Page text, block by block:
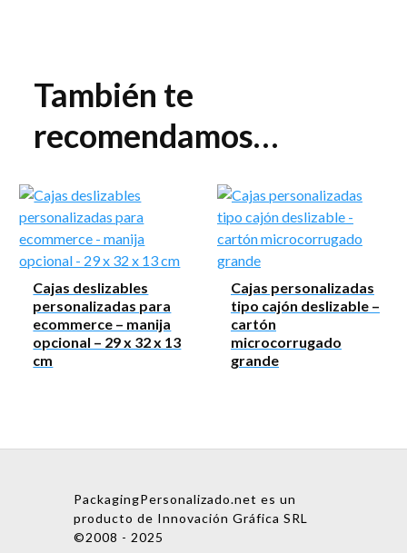
También te
recomendamos…
Cajas deslizables
personalizadas para
ecommerce – manija
opcional – 29 x 32 x 13
cm
Cajas personalizadas
tipo cajón deslizable –
cartón
microcorrugado
grande
PackagingPersonalizado.net es un
producto de Innovación Gráfica SRL
©2008 - 2025